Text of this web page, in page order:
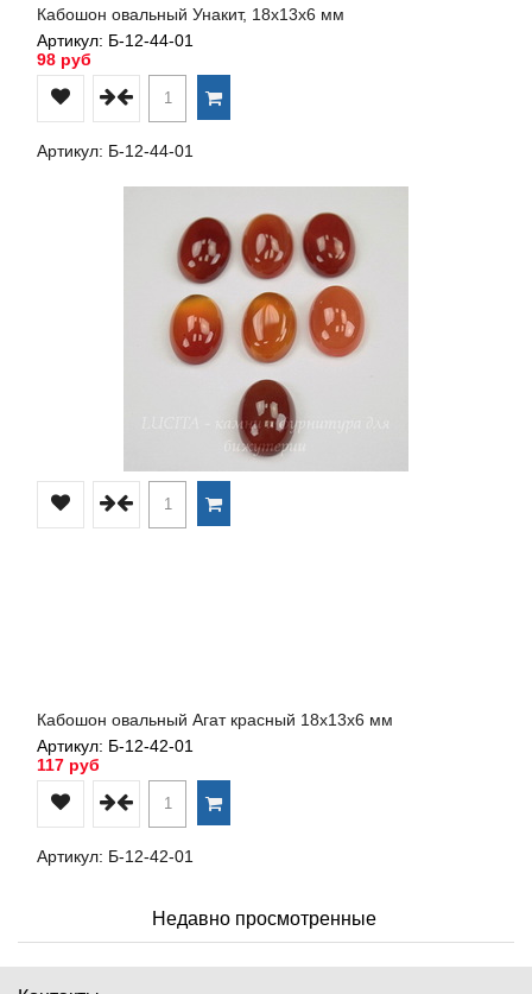
Кабошон овальный Унакит, 18х13х6 мм
Артикул: Б-12-44-01
98 руб
Артикул: Б-12-44-01
Кабошон овальный Агат красный 18х13х6 мм
Артикул: Б-12-42-01
117 руб
Артикул: Б-12-42-01
Недавно просмотренные